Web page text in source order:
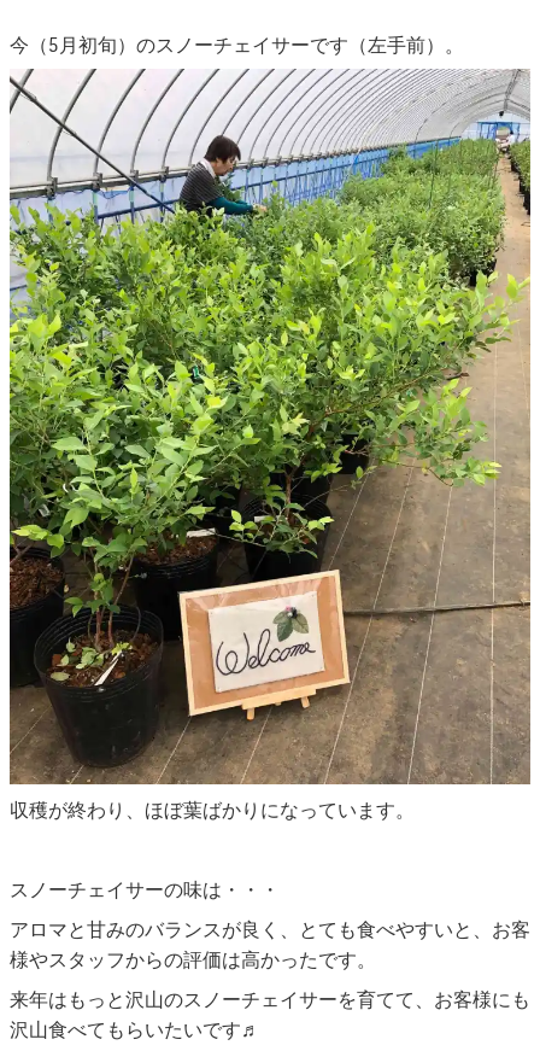
今（5月初旬）のスノーチェイサーです（左手前）。
収穫が終わり、ほぼ葉ばかりになっています。
スノーチェイサーの味は・・・
アロマと甘みのバランスが良く、とても食べやすいと、お客
様やスタッフからの評価は高かったです。
来年はもっと沢山のスノーチェイサーを育てて、お客様にも
沢山食べてもらいたいです♬